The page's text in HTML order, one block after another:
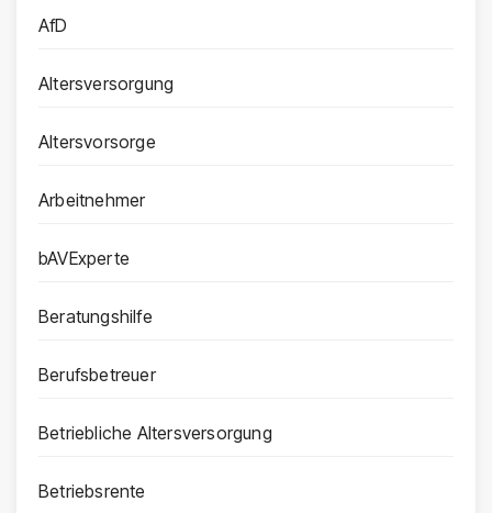
AfD
Altersversorgung
Altersvorsorge
Arbeitnehmer
bAVExperte
Beratungshilfe
Berufsbetreuer
Betriebliche Altersversorgung
Betriebsrente